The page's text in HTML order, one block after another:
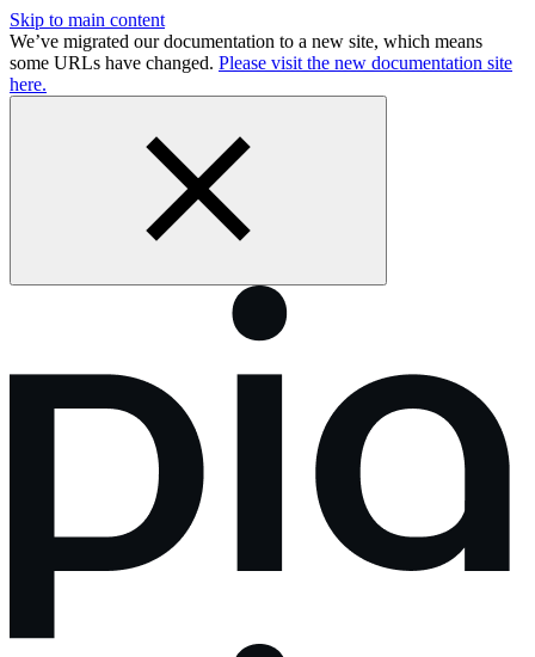
Skip to main content
We’ve migrated our documentation to a new site, which means
some URLs have changed. Please visit the new documentation site
here.